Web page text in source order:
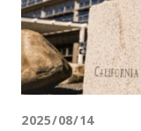
2025/08/14